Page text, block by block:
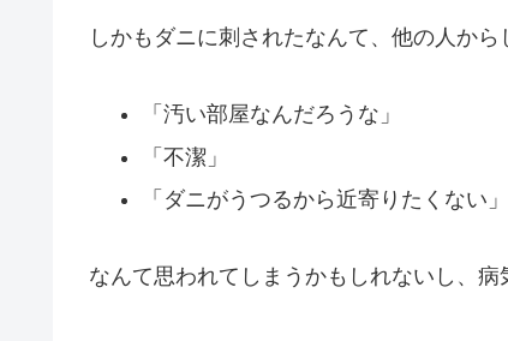
しかもダニに刺されたなんて、他の人から
「汚い部屋なんだろうな」
「不潔」
「ダニがうつるから近寄りたくない」
なんて思われてしまうかもしれないし、